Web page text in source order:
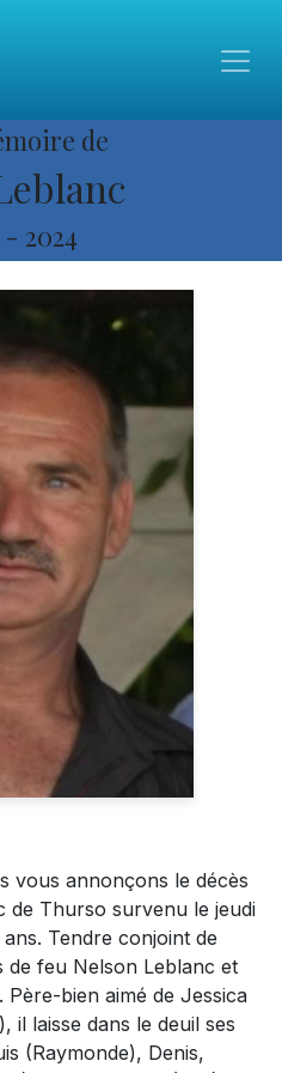
de
- 2024
vous annonçons le décès
de Thurso survenu le jeudi
Tendre conjoint de
de feu Nelson Leblanc et
bien aimé de Jessica
il laisse dans le deuil ses
(Raymonde), Denis,